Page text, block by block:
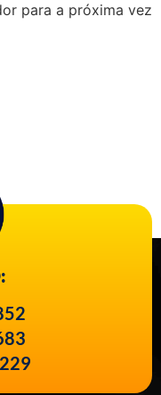
para a próxima vez